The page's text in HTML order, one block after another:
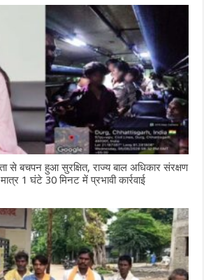
से बचपन हुआ सुरक्षित, राज्य बाल अधिकार संरक्षण
1 घंटे 30 मिनट में प्रभावी कार्रवाई